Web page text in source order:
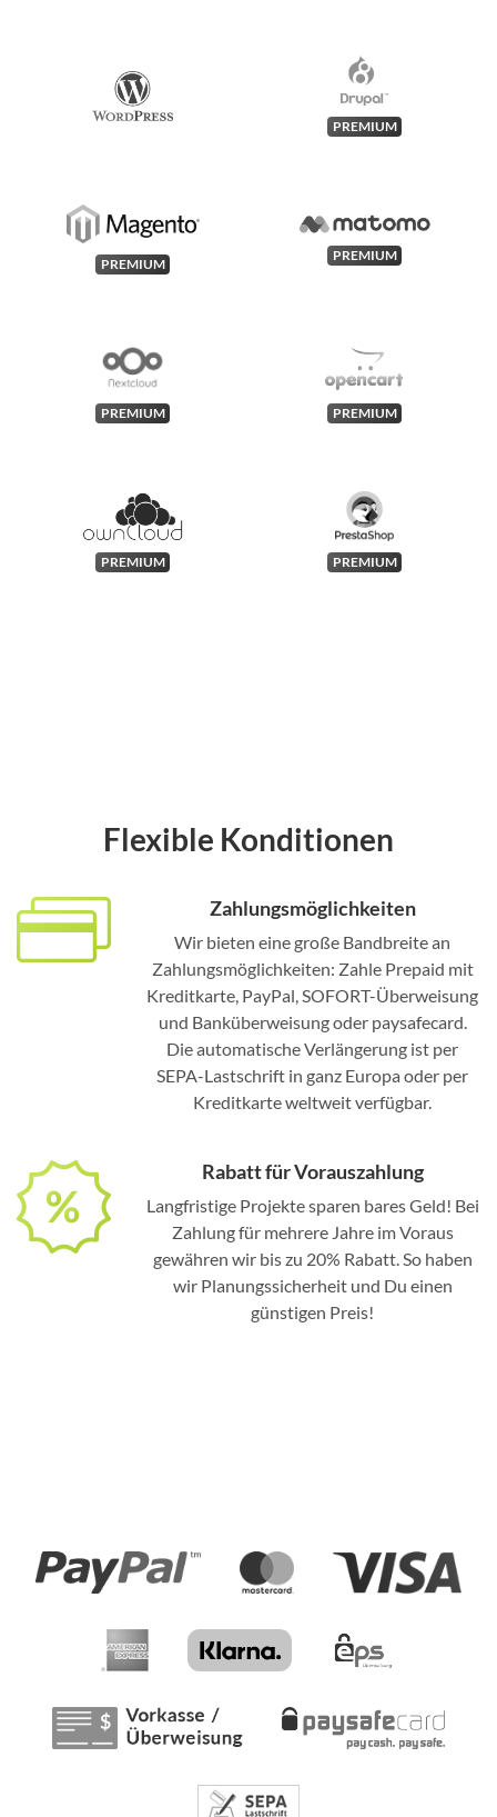
PREMIUM
PREMIUM
PREMIUM
PREMIUM PREMIUM
PREMIUM PREMIUM
Flexible Konditionen
Zahlungsmöglichkeiten
Wir bieten eine große Bandbreite an
Zahlungsmöglichkeiten: Zahle Prepaid mit
Kreditkarte, PayPal, SOFORT-Überweisung
und Banküberweisung oder paysafecard.
Die automatische Verlängerung ist per
SEPA-Lastschrift in ganz Europa oder per
Kreditkarte weltweit verfügbar.
Rabatt für Vorauszahlung
Langfristige Projekte sparen bares Geld! Bei
Zahlung für mehrere Jahre im Voraus
gewähren wir bis zu 20% Rabatt. So haben
wir Planungssicherheit und Du einen
günstigen Preis!